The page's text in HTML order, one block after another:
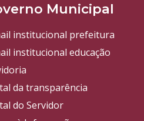
Municipal
institucional prefeitura
institucional educação
da transparência
do Servidor